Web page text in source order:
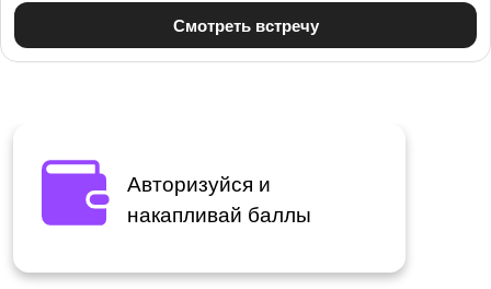
Авторизуйся и
накапливай баллы